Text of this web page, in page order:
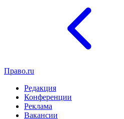
Право.ru
Редакция
Конференции
Реклама
Вакансии